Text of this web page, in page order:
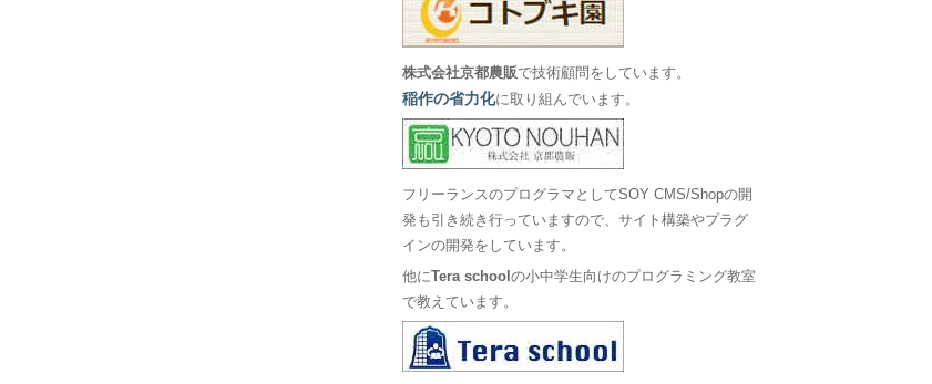
株式会社京都農販で技術顧問をしています。
稲作の省力化に取り組んでいます。
フリーランスのプログラマとしてSOY CMS/Shopの開
発も引き続き行っていますので、サイト構築やプラグ
インの開発をしています。
他にTera schoolの小中学生向けのプログラミング教室
で教えています。